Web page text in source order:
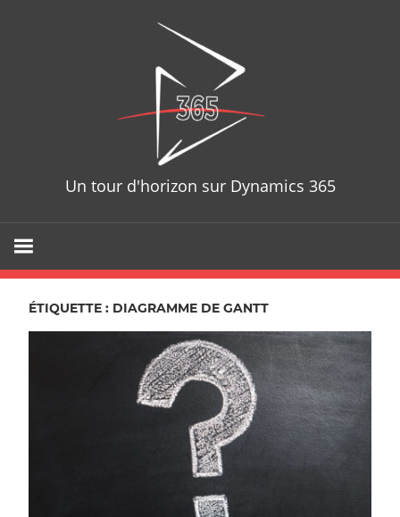
Un tour d'horizon sur Dynamics 365
ÉTIQUETTE : DIAGRAMME DE GANTT